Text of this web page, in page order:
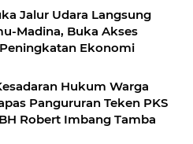
Jalur Udara Langsung
Madina, Buka Akses
Ekonomi
Hukum Warga
Pangururan Teken PKS
Robert Imbang Tamba